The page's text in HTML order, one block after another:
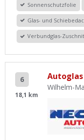
Sonnenschutzfolie
Glas- und
Verbundglas-
6
18,1 km
Autoglas
Wilhelm-